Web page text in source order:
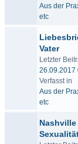
Aus der
etc
Vater
Letzter
26.09.2017
Verfasst in
Aus der
etc